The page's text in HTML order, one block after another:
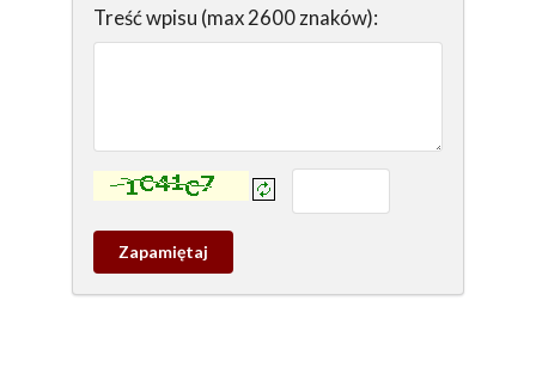
Treść wpisu (max 2600 znaków):
Kontrola - wprowadź tekst z obrazka:
Zapamietaj
wpis